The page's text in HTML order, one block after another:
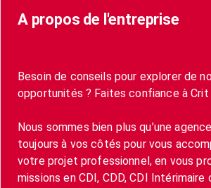
A propos de l'entreprise
Besoin de conseils pour explorer de
opportunités ? Faites confiance à Crit
Nous sommes bien plus qu’une
toujours à vos côtés pour vous
votre projet professionnel, en vous
missions en CDI, CDD, CDI Intérimaire